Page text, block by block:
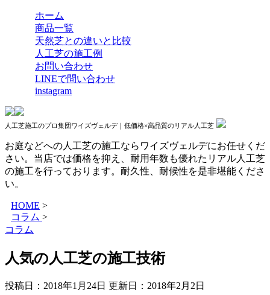
ホーム
商品一覧
天然芝との違いと比較
人工芝の施工例
お問い合わせ
LINEで問い合わせ
instagram
人工芝施工のプロ集団ワイズヴェルデ｜低価格×高品質のリアル人工芝
お庭などへの人工芝の施工ならワイズヴェルデにお任せくだ
さい。当店では価格を抑え、耐用年数も優れたリアル人工芝
の施工を行っております。耐久性、耐候性を是非堪能くださ
い。
HOME >
コラム >
コラム
人気の人工芝の施工技術
投稿日：2018年1月24日 更新日： 2018年2月2日